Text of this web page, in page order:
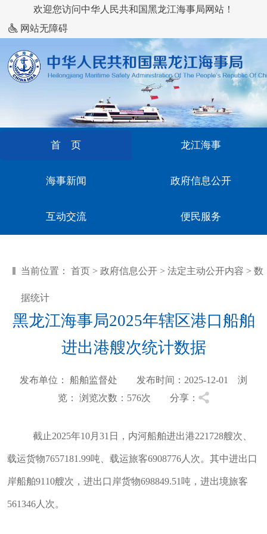
欢迎您访问中华人民共和国黑龙江海事局网站！
网站无障碍
首 页 龙江海事
海事新闻 政府信息公开
互动交流 便民服务
当前位置： 首页 > 政府信息公开 > 法定主动公开内容 > 数
据统计
黑龙江海事局2025年辖区港口船舶
进出港艘次统计数据
发布单位： 船舶监督处 发布时间：2025-12-01 浏
览： 浏览次数：576次 分享：
截止2025年10月31日，内河船舶进出港221728艘次、
载运货物7657181.99吨、载运旅客6908776人次。其中进出口
岸船舶9110艘次，进出口岸货物698849.51吨，进出境旅客
561346人次。